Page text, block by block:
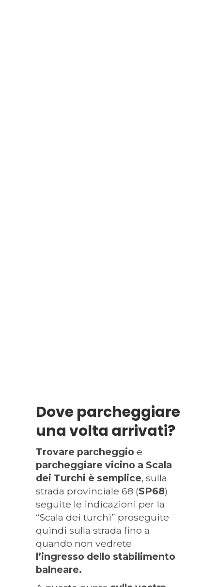
Dove parcheggiare
una volta arrivati?
Trovare parcheggio e
parcheggiare vicino a Scala
dei Turchi è semplice, sulla
strada provinciale 68 (SP68)
seguite le indicazioni per la
“Scala dei turchi” proseguite
quindi sulla strada fino a
quando non vedrete
l’ingresso dello stabilimento
balneare.